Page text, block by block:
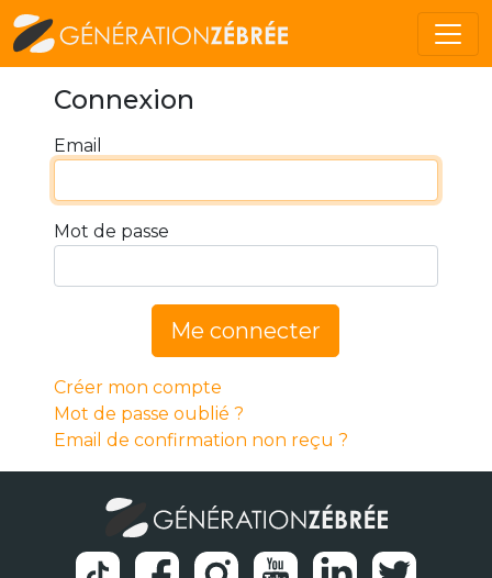
Connexion
Email
Mot de passe
Me connecter
Créer mon compte
Mot de passe oublié ?
Email de confirmation non reçu ?